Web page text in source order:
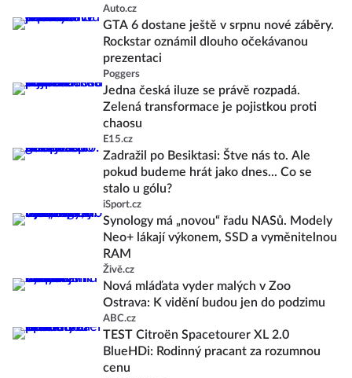
Auto.cz
GTA 6 dostane ještě v srpnu nové záběry.
Rockstar oznámil dlouho očekávanou
prezentaci
Poggers
Jedna česká iluze se právě rozpadá.
Zelená transformace je pojistkou proti
chaosu
E15.cz
Zadražil po Besiktasi: Štve nás to. Ale
pokud budeme hrát jako dnes... Co se
stalo u gólu?
iSport.cz
Synology má „novou“ řadu NASů. Modely
Neo+ lákají výkonem, SSD a vyměnitelnou
RAM
Živě.cz
Nová mláďata vyder malých v Zoo
Ostrava: K vidění budou jen do podzimu
ABC.cz
TEST Citroën Spacetourer XL 2.0
BlueHDi: Rodinný pracant za rozumnou
cenu